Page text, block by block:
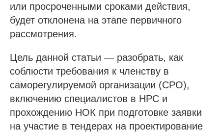
или просроченными сроками действия,
будет отклонена на этапе первичного
рассмотрения.
Цель данной статьи — разобрать, как
соблюсти требования к членству в
саморегулируемой организации (СРО),
включению специалистов в НРС и
прохождению НОК при подготовке заявки
на участие в тендерах на проектирование